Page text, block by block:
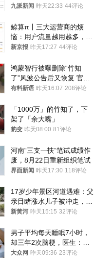
涉嫌非法获取国家秘密罪等
九派新闻 昨天22:33 44评论
鲸算π丨三大运营商的烦
恼：用户流量越用越多，收
入却越来越少
新京报 昨天17:27 44评论
鸿蒙智行被曝删除“竹知
了”风波公告后又恢复 官媒
曾力挺：劝华为要大度的，
有料新语 昨天16:07 208评论
「1000万」的竹知了，下
架了「余大嘴」
豹变 昨天08:00 81评论
河南“三支一扶”笔试成绩作
废，8月22日重新组织笔试
界面新闻 昨天17:30 118评论
17岁少年景区河道遇难：父
亲目睹涨水儿子被冲走，当
地排除上游泄洪，家属盼厘
新黄河 昨天15:15 32评论
男子平均每天睡眠7小时，
却三年2次脑梗，医生：这
样睡觉更伤身
大众网 昨天09:36 23评论